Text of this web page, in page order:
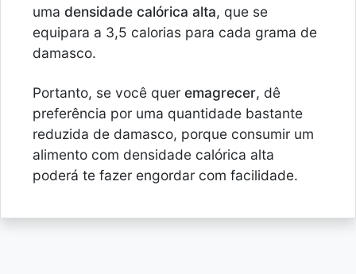
uma densidade calórica alta, que se
equipara a 3,5 calorias para cada grama de
damasco.
Portanto, se você quer emagrecer, dê
preferência por uma quantidade bastante
reduzida de damasco, porque consumir um
alimento com densidade calórica alta
poderá te fazer engordar com facilidade.